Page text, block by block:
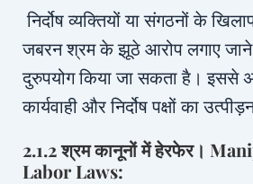
निर्दोष व्यक्तियों या संगठनों के
जबरन श्रम के झूठे आरोप लगाए
दुरुपयोग किया जा सकता है। इससे
कार्यवाही और निर्दोष पक्षों का
2.1.2 श्रम कानूनों में हेरफेर।
Labor Laws: